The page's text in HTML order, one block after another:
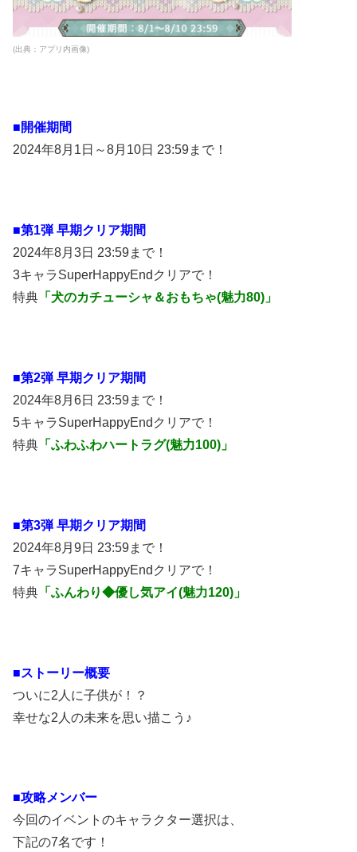
(出典：アプリ内画像)
■開催期間
2024年8月1日～8月10日 23:59まで！
■第1弾 早期クリア期間
2024年8月3日 23:59まで！
3キャラSuperHappyEndクリアで！
特典 「犬のカチューシャ＆おもちゃ(魅力80)」
■第2弾 早期クリア期間
2024年8月6日 23:59まで！
5キャラSuperHappyEndクリアで！
特典 「ふわふわハートラグ(魅力100)」
■第3弾 早期クリア期間
2024年8月9日 23:59まで！
7キャラSuperHappyEndクリアで！
特典 「ふんわり◆優し気アイ(魅力120)」
■ストーリー概要
ついに2人に子供が！？
幸せな2人の未来を思い描こう♪
■攻略メンバー
今回のイベントのキャラクター選択は、
下記の7名です！